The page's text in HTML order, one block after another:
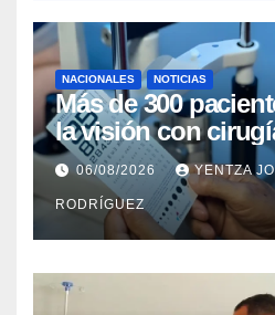
NACIONALES NOTICIAS
Más de 300
la visión con
cataratas en Zulia
06/08/2026 YENTZA
RODRÍGUEZ